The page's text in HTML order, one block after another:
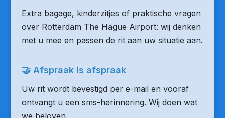
Extra bagage, kinderzitjes of praktische vragen
over Rotterdam The Hague Airport: wij denken
met u mee en passen de rit aan uw situatie aan.
🤝 Afspraak is afspraak
Uw rit wordt bevestigd per e-mail en vooraf
ontvangt u een sms-herinnering. Wij doen wat
we beloven.